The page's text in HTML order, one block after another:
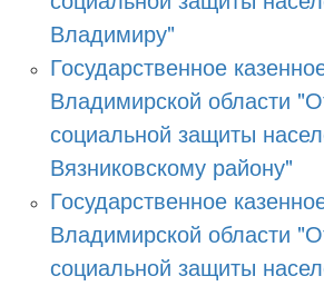
Владимиру"
Государственное
Владимирской области
социальной защиты
Вязниковскому району"
Государственное
Владимирской области
социальной защиты